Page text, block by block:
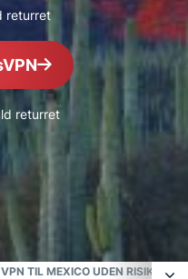
returret
returret
VPN
Mexico
TIL MEXICO UDEN RISIKO